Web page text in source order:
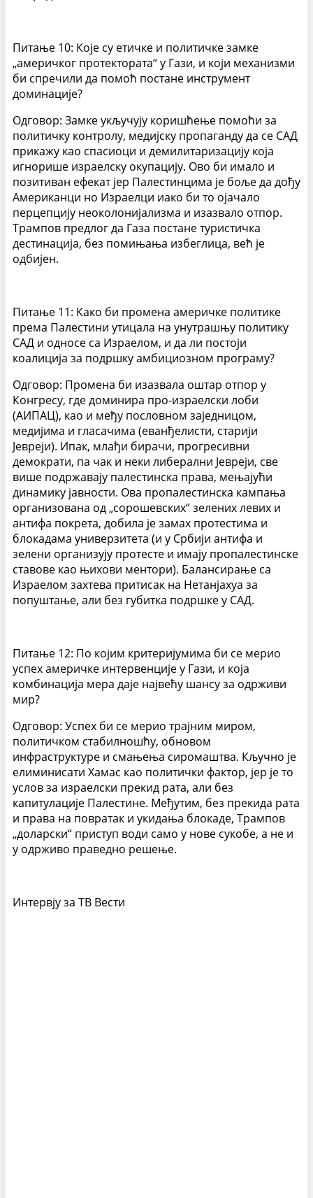
Питање 10: Које су етичке и политичке замке
„америчког протектората“ у Гази, и који механизми
би спречили да помоћ постане инструмент
доминације?
Одговор: Замке укључују коришћење помоћи за
политичку контролу, медијску пропаганду да се САД
прикажу као спасиоци и демилитаризацију која
игнорише израелску окупацију. Ово би имало и
позитиван ефекат јер Палестинцима је боље да дођу
Американци но Израелци иако би то ојачало
перцепцију неоколонијализма и изазвало отпор.
Трампов предлог да Газа постане туристичка
дестинација, без помињања избеглица, већ је
одбијен.
Питање 11: Како би промена америчке политике
према Палестини утицала на унутрашњу политику
САД и односе са Израелом, и да ли постоји
коалиција за подршку амбициозном програму?
Одговор: Промена би изазвала оштар отпор у
Конгресу, где доминира про-израелски лоби
(АИПАЦ), као и међу пословном заједницом,
медијима и гласачима (еванђелисти, старији
Јевреји). Ипак, млађи бирачи, прогресивни
демократи, па чак и неки либерални Јевреји, све
више подржавају палестинска права, мењајући
динамику јавности. Ова пропалестинска кампања
организована од „сорошевских“ зелених левих и
антифа покрета, добила је замах протестима и
блокадама универзитета (и у Србији антифа и
зелени организују протесте и имају пропалестинске
ставове као њихови ментори). Балансирање са
Израелом захтева притисак на Нетанјахуа за
попуштање, али без губитка подршке у САД.
Питање 12: По којим критеријумима би се мерио
успех америчке интервенције у Гази, и која
комбинација мера даје највећу шансу за одрживи
мир?
Одговор: Успех би се мерио трајним миром,
политичком стабилношћу, обновом
инфраструктуре и смањења сиромаштва. Кључно је
елиминисати Хамас као политички фактор, јер је то
услов за израелски прекид рата, али без
капитулације Палестине. Међутим, без прекида рата
и права на повратак и укидања блокаде, Трампов
„доларски“ приступ води само у нове сукобе, а не и
у одрживо праведно решење.
Интервју за ТВ Вести